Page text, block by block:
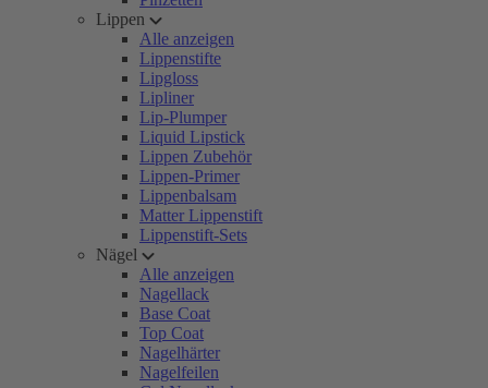
Lippen
Alle anzeigen
Lippenstifte
Lipgloss
Lipliner
Lip-Plumper
Liquid Lipstick
Lippen Zubehör
Lippen-Primer
Lippenbalsam
Matter Lippenstift
Lippenstift-Sets
Nägel
Alle anzeigen
Nagellack
Base Coat
Top Coat
Nagelhärter
Nagelfeilen